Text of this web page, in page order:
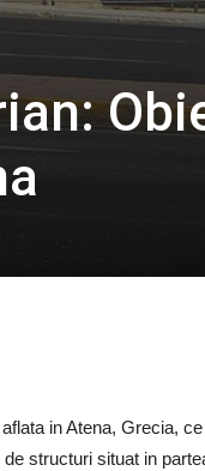
in Atena, Grecia,
structuri situat in